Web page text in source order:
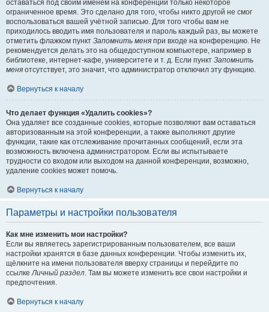
оставаться под своим именем на конференции только некоторое
ограниченное время. Это сделано для того, чтобы никто другой не смог
воспользоваться вашей учётной записью. Для того чтобы вам не
приходилось вводить имя пользователя и пароль каждый раз, вы можете
отметить флажком пункт Запомнить меня при входе на конференцию. Не
рекомендуется делать это на общедоступном компьютере, например в
библиотеке, интернет-кафе, университете и т. д. Если пункт Запомнить
меня отсутствует, это значит, что администратор отключил эту функцию.
Вернуться к началу
Что делает функция «Удалить cookies»?
Она удаляет все созданные cookies, которые позволяют вам оставаться
авторизованным на этой конференции, а также выполняют другие
функции, такие как отслеживание прочитанных сообщений, если эта
возможность включена администратором. Если вы испытываете
трудности со входом или выходом на данной конференции, возможно,
удаление cookies может помочь.
Вернуться к началу
Параметры и настройки пользователя
Как мне изменить мои настройки?
Если вы являетесь зарегистрированным пользователем, все ваши
настройки хранятся в базе данных конференции. Чтобы изменить их,
щёлкните на имени пользователя вверху страницы и перейдите по
ссылкеЛичный раздел. Там вы можете изменить все свои настройки и
предпочтения.
Вернуться к началу